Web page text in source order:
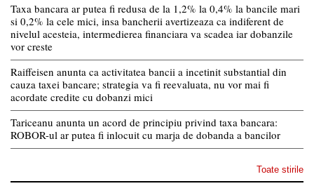
Taxa bancara ar putea fi redusa de la 1,2% la 0,4% la bancile mari
si 0,2% la cele mici, insa bancherii avertizeaza ca indiferent de
nivelul acesteia, intermedierea financiara va scadea iar dobanzile
vor creste
Raiffeisen anunta ca activitatea bancii a incetinit substantial din
cauza taxei bancare; strategia va fi reevaluata, nu vor mai fi
acordate credite cu dobanzi mici
Tariceanu anunta un acord de principiu privind taxa bancara:
ROBOR-ul ar putea fi inlocuit cu marja de dobanda a bancilor
Toate stirile